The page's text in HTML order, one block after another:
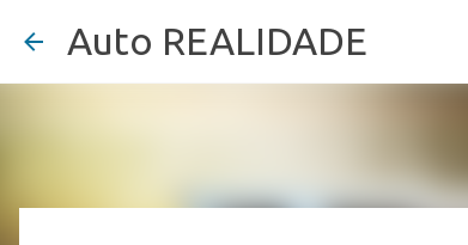
Auto REALIDADE